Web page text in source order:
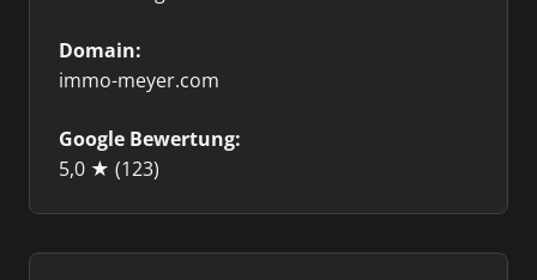
Domain:
immo-meyer.com
Google Bewertung:
5,0 ★ (123)